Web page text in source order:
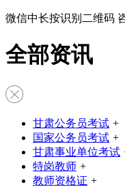
微信中长按识别二维码
全部资讯
甘肃公务员考试 +
国家公务员考试 +
甘肃事业单位考试
特岗教师 +
教师资格证 +